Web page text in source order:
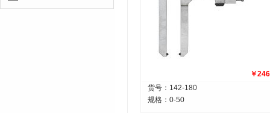
￥246
货号：142-180
规格： 0-50